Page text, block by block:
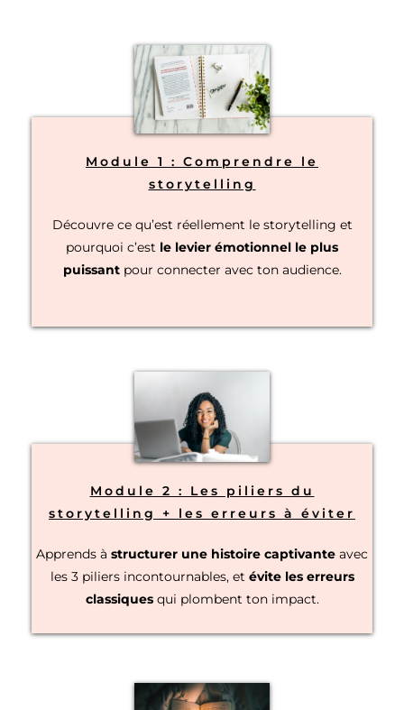
Module 1 : Comprendre le
storytelling
Découvre ce qu’est réellement le storytelling et
pourquoi c’est le levier émotionnel le plus
puissantpour connecter avec ton audience.
Module 2 : Les piliers du
storytelling + les erreurs à éviter
Apprends à structurer une histoire captivante avec
les 3 piliers incontournables, et évite les erreurs
classiquesqui plombent ton impact.